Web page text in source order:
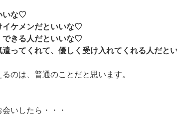
いな♡
ケメンだといいな♡
きる人だといいな♡
ってくれて、優しく受け入れてくれる人だと
のは、普通のことだと思います。
いしたら・・・